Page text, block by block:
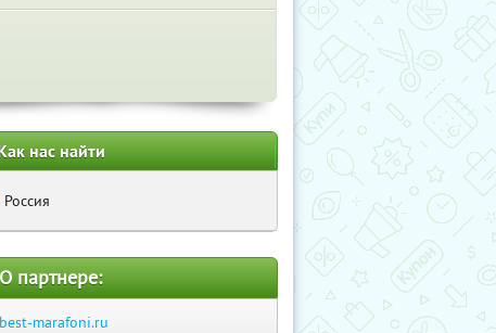
нас найти
Россия
О партнере:
best-marafoni.ru